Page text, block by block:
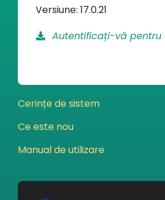
Versiune: 17.0.21
Autentificați-vă pentru
Cerințe de sistem
Ce este nou
Manual de utilizare